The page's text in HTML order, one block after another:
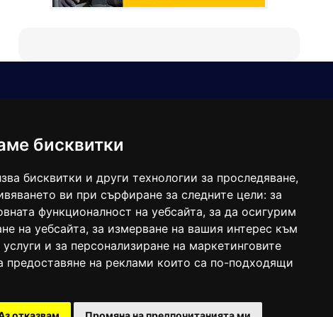
бисквитки
бисквитки и други технологии за проследяване,
ви при сърфиране за следните цели: за
функционалност на уебсайта, за да осигурим
на уебсайта, за измерване на вашия интерес към
и за персонализиране на маркетинговите
предоставяне на реклами които са по-подходящи
balgarkanews@gmail.com
под номер: ISSN 1312-4722.